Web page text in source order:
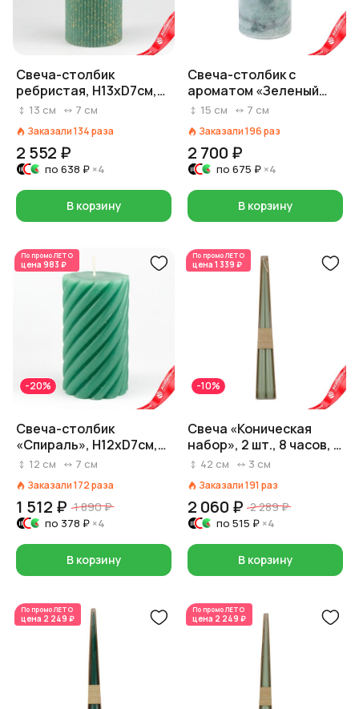
Свеча-столбик
ребристая, H13xD7см,
зеленый
13 см 7 см
Заказали134раза
2 552 ₽
по 638 ₽ ×4
В корзину
Свеча-столбик с
ароматом «Зеленый
чай» (80 часов),
зеленый
15 см 7 см
Заказали196раз
2 700 ₽
по 675 ₽ ×4
В корзину
По промоЛЕТО
цена 983 ₽
-20%
Свеча-столбик
«Спираль», H12xD7см,
зеленый
12 см 7 см
Заказали172раза
1 512 ₽ 1 890 ₽
по 378 ₽ ×4
В корзину
По промоЛЕТО
цена 1 339 ₽
-10%
Свеча «Коническая
набор», 2 шт., 8 часов, H
42 см x D 2,5 см,
42 см 3 см
Заказали191 раз
2 060 ₽ 2 289 ₽
по 515 ₽ ×4
В корзину
По промоЛЕТО
цена 2 249 ₽
По промоЛЕТО
цена 2 249 ₽